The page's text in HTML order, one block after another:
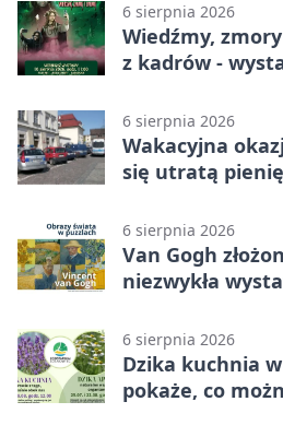
6 sierpnia 2026
Wiedźmy,
z kadrów -
6 sierpnia 2026
Wakacyjna
się utratą
6 sierpnia 2026
Van Gogh
niezwykła
6 sierpnia 2026
Dzika kuchnia
pokaże, co